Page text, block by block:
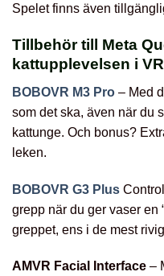
Spelet finns även
Tillbehör till Meta
kattupplevelsen i VR
BOBOVR M3 Pro – Med
som det ska, även när du
kattunge. Och bonus?
leken.
BOBOVR G3 Plus
grepp när du ger vaser en
greppet, ens i de mest
AMVR Facial Interface –